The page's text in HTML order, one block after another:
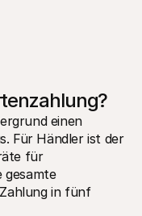
einen
Für Händler ist der
für
gesamte
in fünf